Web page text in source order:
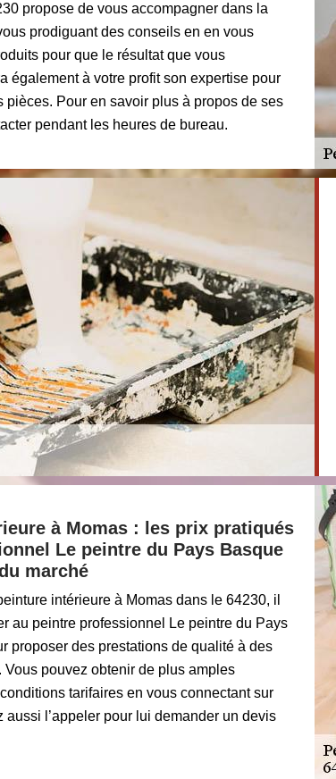
propose de vous accompagner dans la
prodiguant des conseils en en vous
pour que le résultat que vous
également à votre profit son expertise pour
pièces. Pour en savoir plus à propos de ses
pendant les heures de bureau.
à Momas : les prix pratiqués
Le peintre du Pays Basque
marché
intérieure à Momas dans le 64230, il
au peintre professionnel Le peintre du Pays
proposer des prestations de qualité à des
pouvez obtenir de plus amples
tarifaires en vous connectant sur
aussi l’appeler pour lui demander un devis